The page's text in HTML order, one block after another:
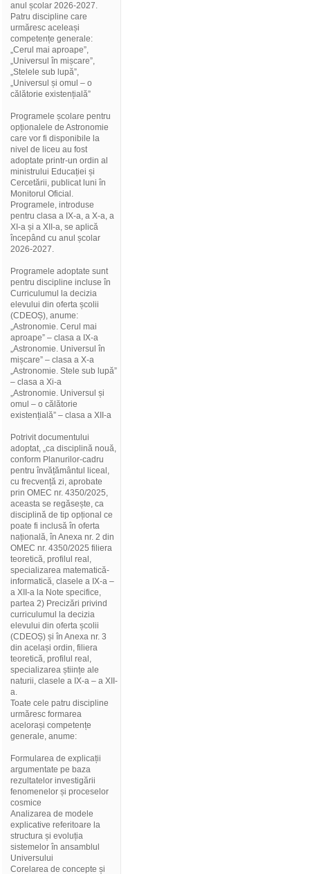
anul școlar 2026-2027.
Patru discipline care
urmăresc aceleași
competențe generale:
„Cerul mai aproape”,
„Universul în mișcare”,
„Stelele sub lupă”,
„Universul și omul – o
călătorie existențială”
Programele școlare pentru
opționalele de Astronomie
care vor fi disponibile la
nivel de liceu au fost
adoptate printr-un ordin al
ministrului Educației și
Cercetării, publicat luni în
Monitorul Oficial.
Programele, introduse
pentru clasa a IX-a, a X-a, a
XI-a și a XII-a, se aplică
începând cu anul școlar
2026-2027.
Programele adoptate sunt
pentru discipline incluse în
Curriculumul la decizia
elevului din oferta școlii
(CDEOȘ), anume:
„Astronomie. Cerul mai
aproape” – clasa a IX-a
„Astronomie. Universul în
mișcare” – clasa a X-a
„Astronomie. Stele sub lupă”
– clasa a Xi-a
„Astronomie. Universul și
omul – o călătorie
existențială” – clasa a XII-a
Potrivit documentului
adoptat, „ca disciplină nouă,
conform Planurilor-cadru
pentru învățământul liceal,
cu frecvență zi, aprobate
prin OMEC nr. 4350/2025,
aceasta se regăsește, ca
disciplină de tip opțional ce
poate fi inclusă în oferta
națională, în Anexa nr. 2 din
OMEC nr. 4350/2025 filiera
teoretică, profilul real,
specializarea matematică-
informatică, clasele a IX-a –
a XII-a la Note specifice,
partea 2) Precizări privind
curriculumul la decizia
elevului din oferta școlii
(CDEOȘ) și în Anexa nr. 3
din același ordin, filiera
teoretică, profilul real,
specializarea științe ale
naturii, clasele a IX-a – a XII-
a.
Toate cele patru discipline
urmăresc formarea
acelorași competențe
generale, anume:
Formularea de explicații
argumentate pe baza
rezultatelor investigării
fenomenelor și proceselor
cosmice
Analizarea de modele
explicative referitoare la
structura și evoluția
sistemelor în ansamblul
Universului
Corelarea de concepte și